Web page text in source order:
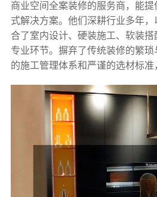
商业空间全案装修的服务商，能
式解决方案。他们深耕行业多年，
合了室内设计、硬装施工、软装
专业环节。摒弃了传统装修的繁
的施工管理体系和严谨的选材标准